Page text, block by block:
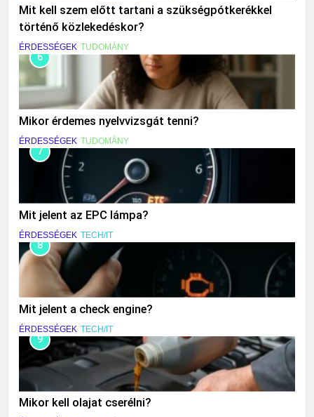
Mit kell szem előtt tartani a szükségpótkerékkel
történő közlekedéskor?
ÉRDESSÉGEK TUDOMÁNY
6
Mikor érdemes nyelvvizsgát tenni?
ÉRDESSÉGEK TUDOMÁNY
7
Mit jelent az EPC lámpa?
ÉRDESSÉGEK TECH/IT
8
Mit jelent a check engine?
ÉRDESSÉGEK TECH/IT
9
Mikor kell olajat cserélni?